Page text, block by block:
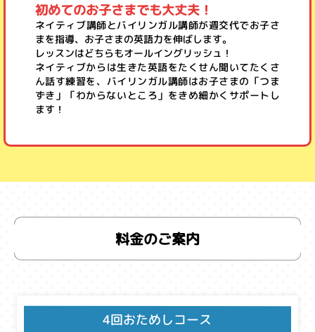
初めてのお子さまでも大丈夫！
ネイティブ講師とバイリンガル講師が週交代でお子さ
まを指導、お子さまの英語力を伸ばします。
レッスンはどちらもオールイングリッシュ！
ネイティブからは生きた英語をたくせん聞いてたくさ
ん話す練習を、バイリンガル講師はお子さまの「つま
ずき」「わからないところ」をきめ細かくサポートし
ます！
料金のご案内
4回おためしコース